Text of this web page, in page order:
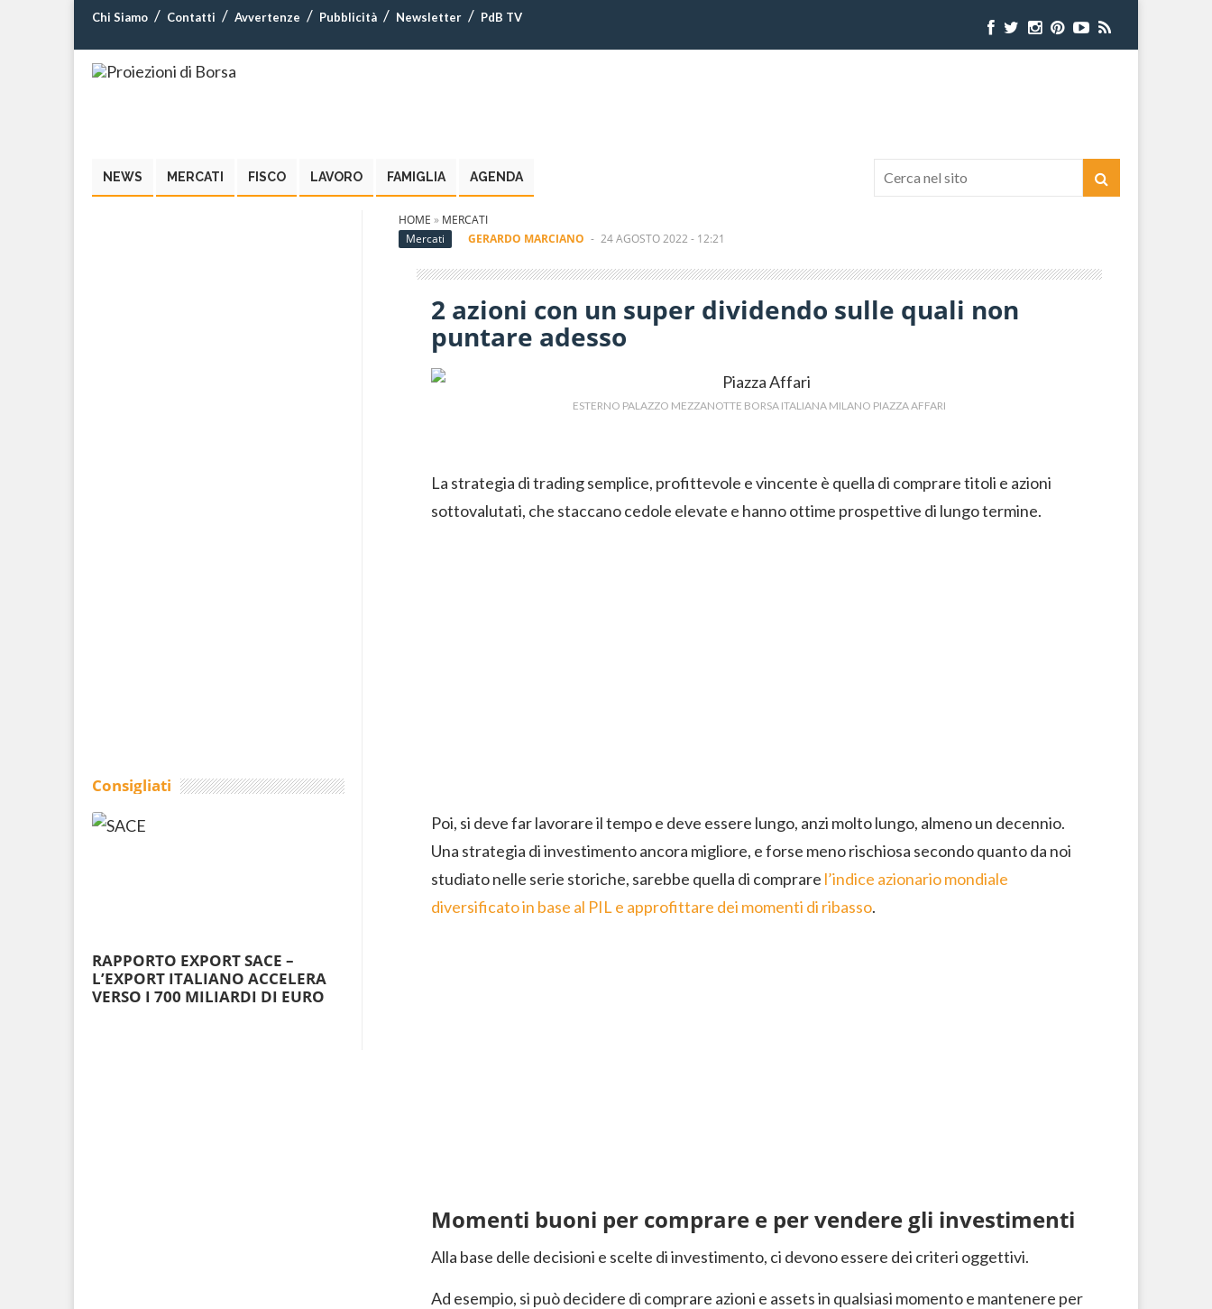
Chi Siamo Contatti Avvertenze Pubblicità Newsletter PdB TV
NEWS MERCATI FISCO LAVORO FAMIGLIA AGENDA
HOME » MERCATI
Mercati
GERARDO MARCIANO - 24 AGOSTO 2022 - 12:21
2 azioni con un super dividendo sulle quali non
puntare adesso
ESTERNO PALAZZO MEZZANOTTE BORSA ITALIANA MILANO PIAZZA AFFARI
La strategia di trading semplice, profittevole e vincente è quella di comprare titoli e azioni
sottovalutati, che staccano cedole elevate e hanno ottime prospettive di lungo termine.
Poi, si deve far lavorare il tempo e deve essere lungo, anzi molto lungo, almeno un decennio.
Una strategia di investimento ancora migliore, e forse meno rischiosa secondo quanto da noi
studiato nelle serie storiche, sarebbe quella di comprare l’indice azionario mondiale
diversificato in base al PIL e approfittare dei momenti di ribasso.
Momenti buoni per comprare e per vendere gli investimenti
Alla base delle decisioni e scelte di investimento, ci devono essere dei criteri oggettivi.
Ad esempio, si può decidere di comprare azioni e assets in qualsiasi momento e mantenere per
Consigliati
RAPPORTO EXPORT SACE –
L’EXPORT ITALIANO ACCELERA
VERSO I 700 MILIARDI DI EURO